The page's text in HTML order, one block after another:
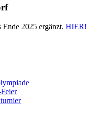
Ende 2025 ergänzt. HIER!